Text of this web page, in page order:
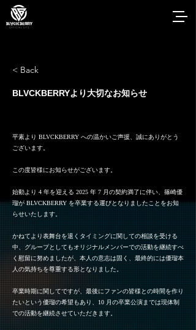
< Back
BLVCKBERRYより大切なお知らせ
平素より BLVCKBERRY への温かいご声援、誠にありがとう
ございます。
この度皆様にお知らせがございます。
始動より 4 年を迎える 2025 年 7 ⽉の契約満了に伴い、篠崎優
瑠が BLVCKBERRY を卒業する運びとなりましたことをお知
らせいたします。
かねてより表舞台を退くタイミングに関しての相談を受ける
中、グループとしてもオリジナルメンバーでの活動を継続すべ
く慰留に努めましたが、本⼈の意志は固く、最終的には優瑠本
⼈の気持ちを尊重する形となりました。
卒業時期に関してですが、最後にファンの皆様との時間を作り
たいという優瑠の希望もあり、10 ⽉の卒業公演までは現体制
での活動を継続させていただきます。